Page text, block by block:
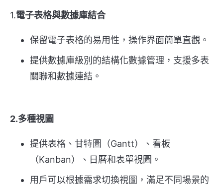
1.電子表格與數據庫結合
保留電子表格的易用性，操作界面簡單直觀。
提供數據庫級別的結構化數據管理，支援多表
關聯和數據連結。
2.多種視圖
提供表格、甘特圖（Gantt）、看板
（Kanban）、日曆和表單視圖。
用戶可以根據需求切換視圖，滿足不同場景的